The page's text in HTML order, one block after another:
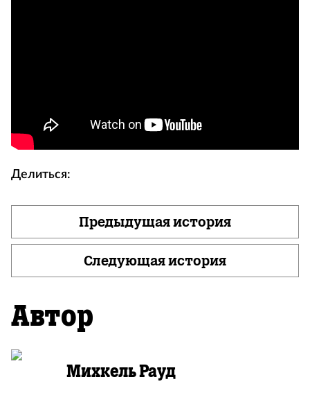
Делиться:
Предыдущая история
Следующая история
Автор
Михкель Рауд